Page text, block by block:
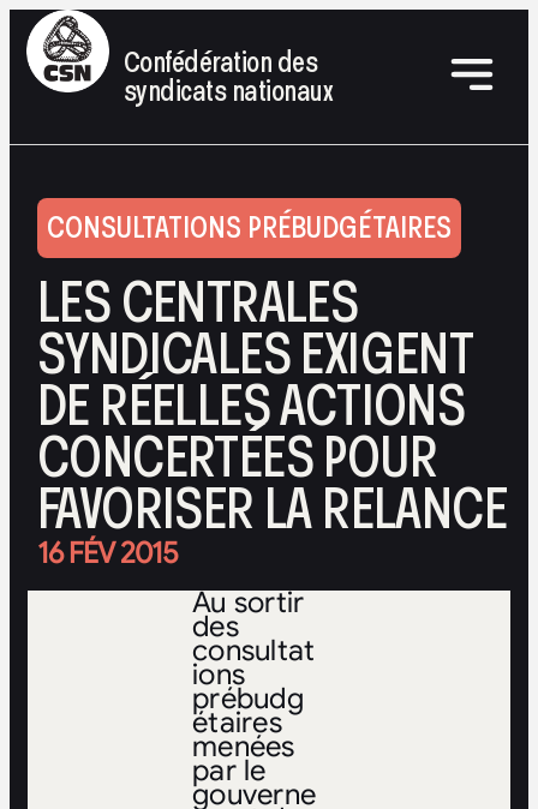
Confédération des
syndicats nationaux
CONSULTATIONS PRÉBUDGÉTAIRES
LES CENTRALES
SYNDICALES EXIGENT
DE RÉELLES ACTIONS
CONCERTÉES POUR
FAVORISER LA RELANCE
16 FÉV 2015
Au sortir
des
consultat
ions
prébudg
étaires
menées
par le
gouverne